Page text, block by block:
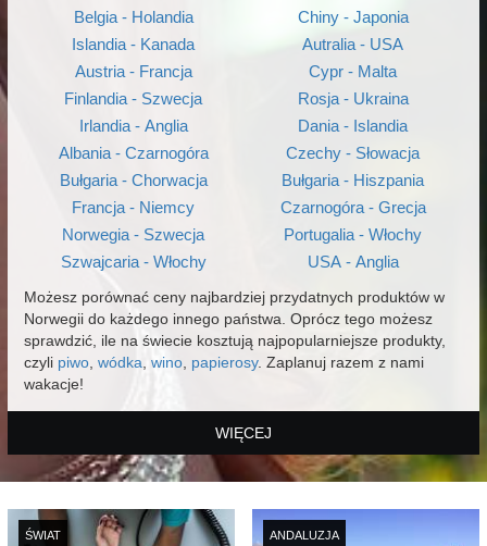
Belgia - Holandia
Islandia - Kanada
Austria - Francja
Finlandia - Szwecja
Irlandia - Anglia
Albania - Czarnogóra
Bułgaria - Chorwacja
Francja - Niemcy
Norwegia - Szwecja
Szwajcaria - Włochy
Chiny - Japonia
Autralia - USA
Cypr - Malta
Rosja - Ukraina
Dania - Islandia
Czechy - Słowacja
Bułgaria - Hiszpania
Czarnogóra - Grecja
Portugalia - Włochy
USA - Anglia
Możesz porównać ceny najbardziej przydatnych produktów w
Norwegii do każdego innego państwa. Oprócz tego możesz
sprawdzić, ile na świecie kosztują najpopularniejsze produkty,
czyli piwo wódka wino papierosy. Zaplanuj razem z nami
wakacje!
WIĘCEJ
ŚWIAT ANDALUZJA